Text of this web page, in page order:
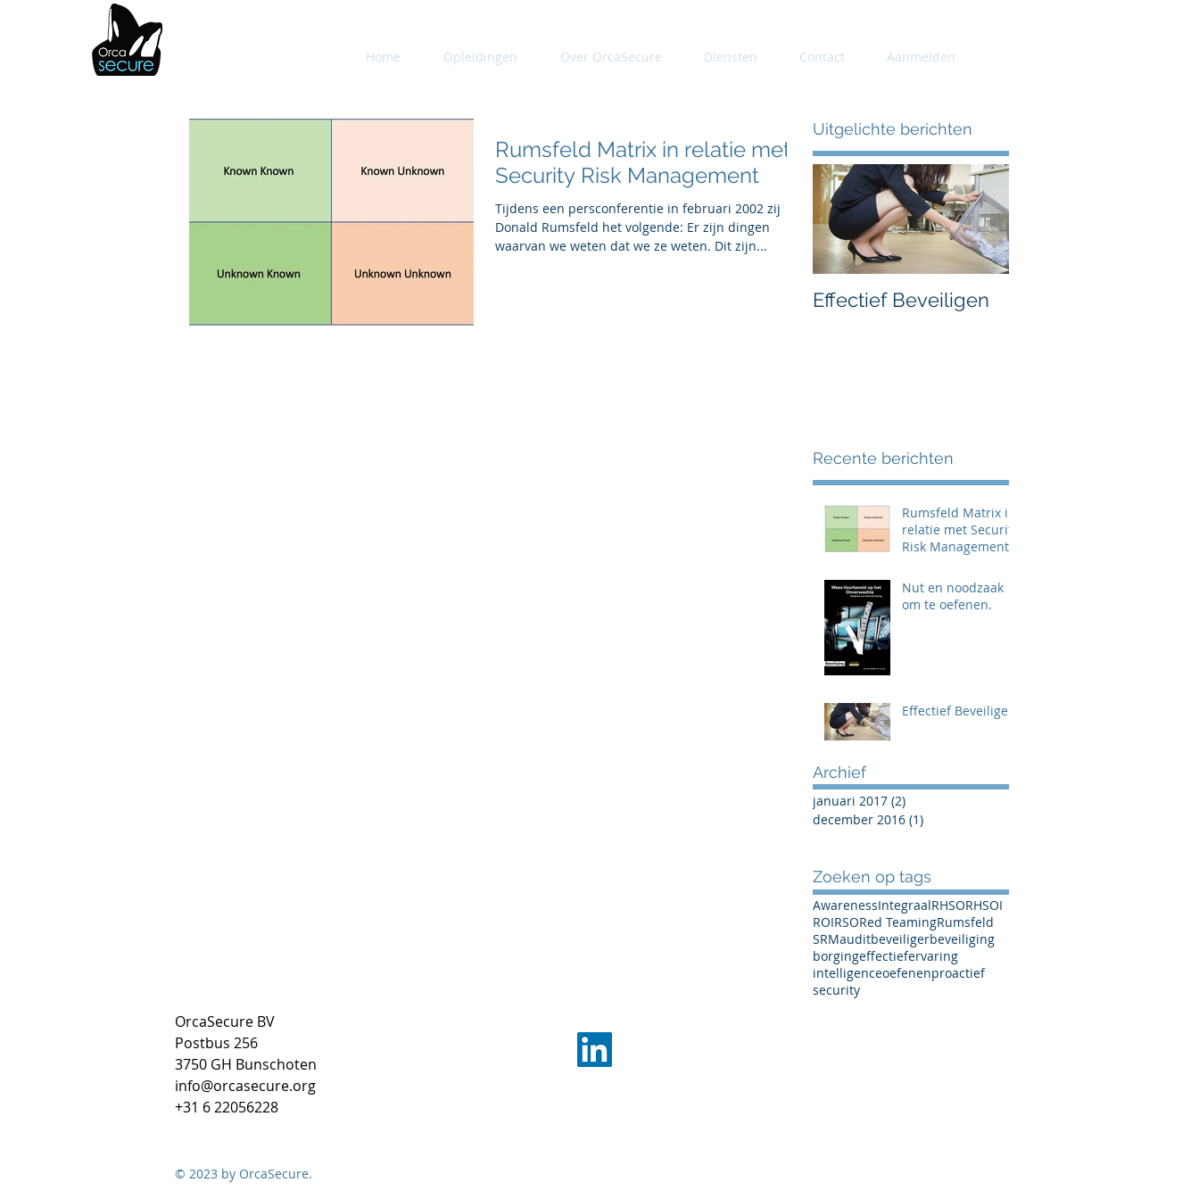
Home Opleidingen Over OrcaSecure Diensten Contact Aanmelden
Rumsfeld Matrix in relatie met
Security Risk Management
Tijdens een persconferentie in februari 2002 zij
Donald Rumsfeld het volgende: Er zijn dingen
waarvan we weten dat we ze weten. Dit zijn...
Uitgelichte berichten
Effectief Beveiligen
Recente berichten
Rumsfeld Matrix in
relatie met Security
Risk Management
Nut en noodzaak
om te oefenen.
Effectief Beveiligen
Archief
januari 2017 (2)
december 2016 (1)
Zoeken op tags
AwarenessIntegraalRHSORHSOI
ROIRSORed TeamingRumsfeld
SRMauditbeveiligerbeveiliging
borgingeffectiefervaring
intelligenceoefenenproactief
security
OrcaSecure BV
Postbus 256
3750 GH Bunschoten
info@orcasecure.org
+31 6 22056228
© 2023 by OrcaSecure.